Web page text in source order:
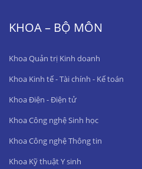
KHOA – BỘ MÔN
Khoa Quản trị Kinh doanh
Khoa Kinh tế - Tài chính - Kế toán
Khoa Điện - Điện tử
Khoa Công nghệ Sinh học
Khoa Công nghệ Thông tin
Khoa Kỹ thuật Y sinh